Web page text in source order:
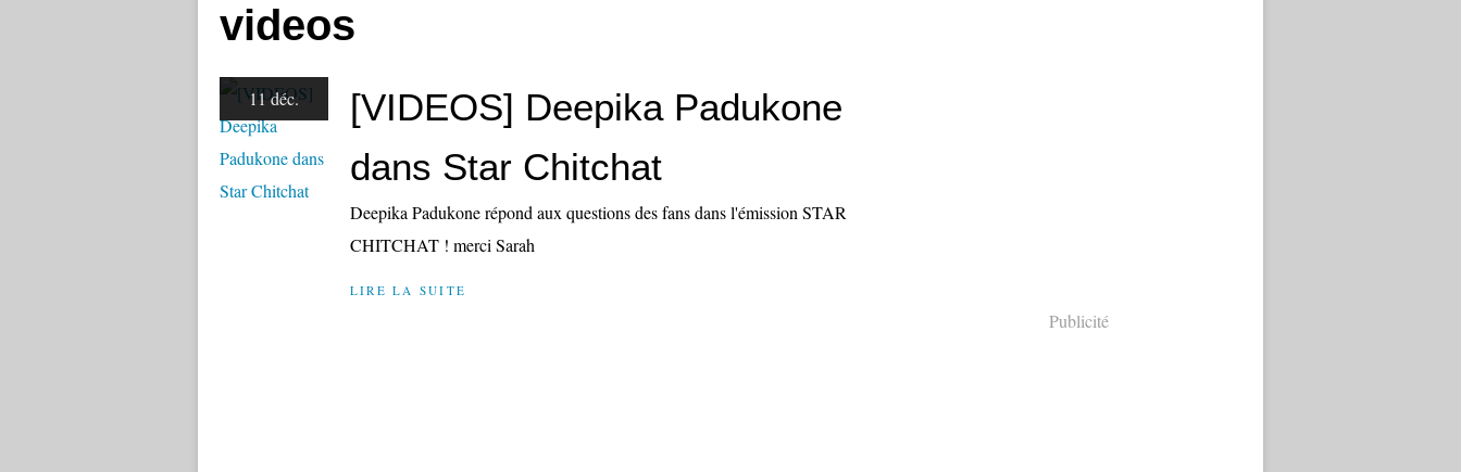
videos
11 déc.
[VIDEOS] Deepika Padukone
dans Star Chitchat
Deepika Padukone répond aux questions des fans dans l'émission STAR
CHITCHAT ! merci Sarah
LIRE LA SUITE
Publicité